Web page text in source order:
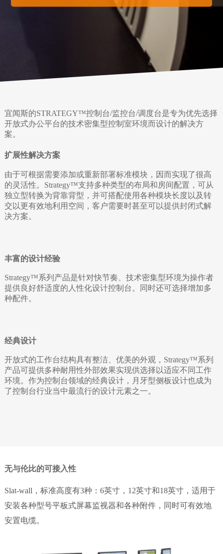
宜闻斯的STRATEGY™控制台/监控台/调度台是专为优先选择
开放式办公平台的技术密集型控制室环境而设计的解决方
案。
扩展性解决方案
由于可根据需要添加或重新部署标准模块，因而实现了很高
的灵活性。Strategy™支持多种类型的布局和房间配置，可从
独立型转换为背靠背型，并可搭配使用各种模块长度以及转
交以更有效地利用空间，客户需要时甚至可以提供封闭式解
决方案。
丰富的设计经验
Strategy™系列产品是针对快节奏、技术密集型环境为操作者
提供良好舒适度的人性化设计控制台。同时还可选择增加多
种配件。
经典设计
开放式的工作台结构具有整洁、优美的外观，Strategy™系列
产品可提供多种耐用性外部效果实现供选择以适应不同工作
环境。作为控制台领域的经典设计，月牙型侧板设计也成为
了控制台行业当中最流行的设计元素之一。
无与伦比的可接入性
Slat-wall，标准高度有3种：6英寸，12英寸和18英寸，适用于
安装各种型号平板式屏幕监视器和各种附件，同时可有效地
安置电缆。